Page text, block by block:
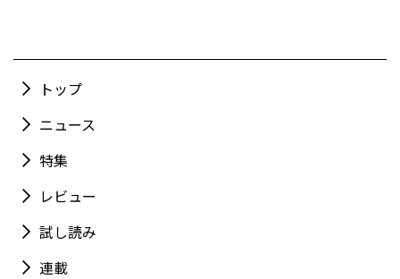
トップ
ニュース
特集
レビュー
試し読み
連載